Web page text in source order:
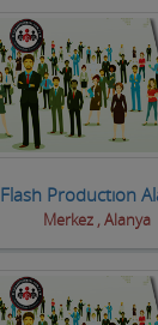
Flash Productıon
Merkez , Alanya